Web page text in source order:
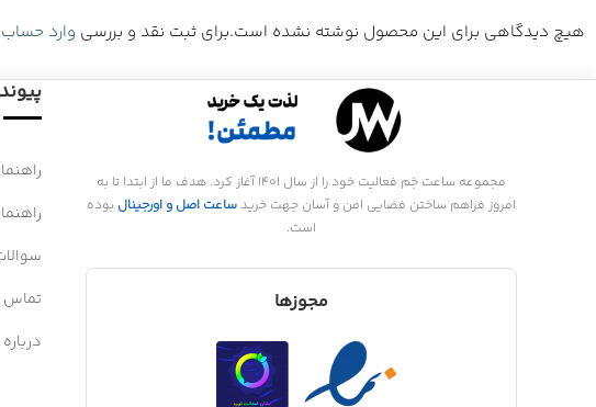
هیچ دیدگاهی برای این محصول نوشته نشده است.برای ثبت نقد و بررسی وارد
مجموعه ساعت جَم فعالیت خود را از سال 1401 آغاز کرد. هدف ما از ابتدا تا به
امروز فراهم ساختن فضایی امن و آسان جهت خرید ساعت اصل و اورجینال بوده
است.
مجوزها
تماس